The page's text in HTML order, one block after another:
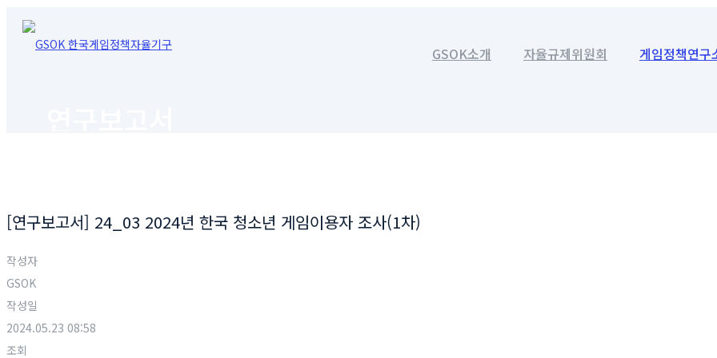
GSOK소개 자율규제위원회 게임정책연구
[연구보고서] 24_03 2024년 한국 청소년 게임이용자 조사(1차)
작성자
GSOK
작성일
2024.05.23 08:58
조회